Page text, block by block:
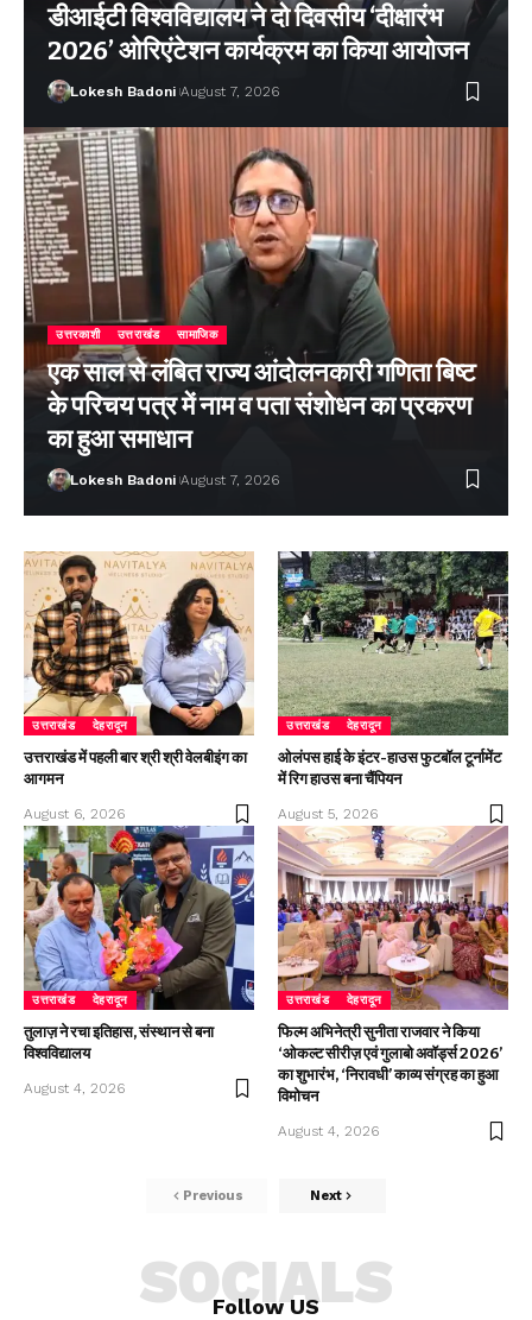
डीआईटी विश्वविद्यालय ने दो दिवसीय ‘दीक्षारंभ
2026’ ओरिएंटेशन कार्यक्रम का किया आयोजन
Lokesh Badoni August 7, 2026
उत्तरकाशी उत्तराखंड सामाजिक
एक साल से लंबित राज्य आंदोलनकारी गणिता बिष्ट
के परिचय पत्र में नाम व पता संशोधन का प्रकरण
का हुआ समाधान
Lokesh Badoni August 7, 2026
उत्तराखंड देहरादून
उत्तराखंड में पहली बार श्री श्री वेलबीइंग का
आगमन
August 6, 2026
उत्तराखंड देहरादून
ओलंपस हाई के इंटर-हाउस फुटबॉल टूर्नामेंट
में रिग हाउस बना चैंपियन
August 5, 2026
उत्तराखंड देहरादून
तुलाज़ ने रचा इतिहास, संस्थान से बना
विश्वविद्यालय
August 4, 2026
उत्तराखंड देहरादून
फिल्म अभिनेत्री सुनीता राजवार ने किया
‘ओकल्ट सीरीज़ एवं गुलाबो अवॉर्ड्स 2026’
का शुभारंभ, ‘निरावधी’ काव्य संग्रह का हुआ
विमोचन
August 4, 2026
Previous Next
Follow US
SOCIALS